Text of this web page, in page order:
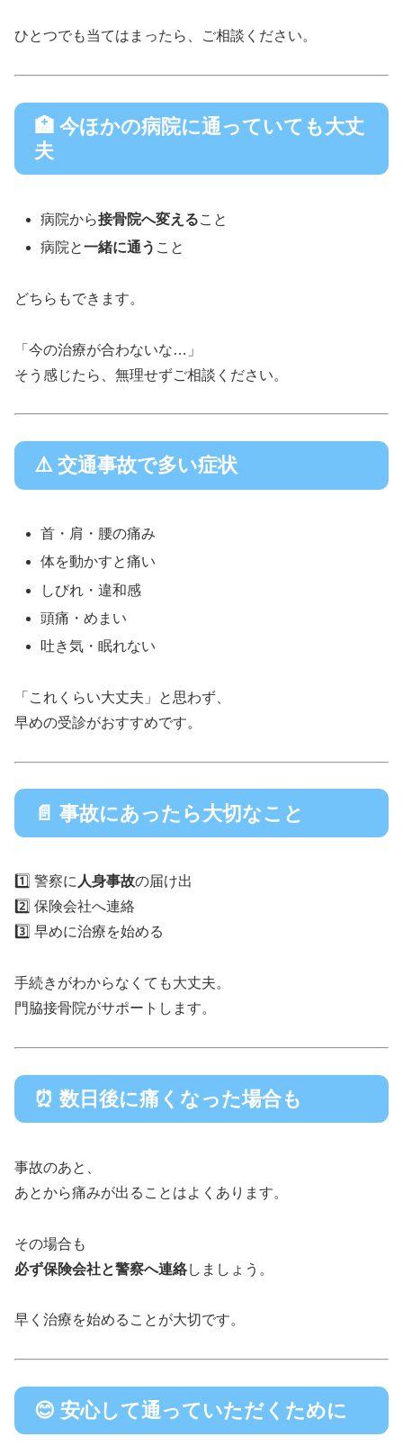
ひとつでも当てはまったら、ご相談ください。
🏥 今ほかの病院に通っていても大丈
夫
病院から接骨院へ変えること
病院と一緒に通う こと
どちらもできます。
「今の治療が合わないな…」
そう感じたら、無理せずご相談ください。
⚠️ 交通事故で多い症状
首・肩・腰の痛み
体を動かすと痛い
しびれ・違和感
頭痛・めまい
吐き気・眠れない
「これくらい大丈夫」と思わず、
早めの受診がおすすめです。
📄 事故にあったら大切なこと
1️⃣ 警察に 人身事故の届け出
2️⃣ 保険会社へ連絡
3️⃣ 早めに治療を始める
手続きがわからなくても大丈夫。
門脇接骨院がサポートします。
⏰ 数日後に痛くなった場合も
事故のあと、
あとから痛みが出ることはよくあります。
その場合も
必ず保険会社と警察へ連絡しましょう。
早く治療を始めることが大切です。
😊 安心して通っていただくために